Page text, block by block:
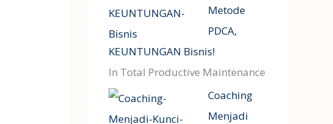
Metode
PDCA,
KEUNTUNGAN Bisnis!
In Total Productive Maintenance
Coaching
Menjadi